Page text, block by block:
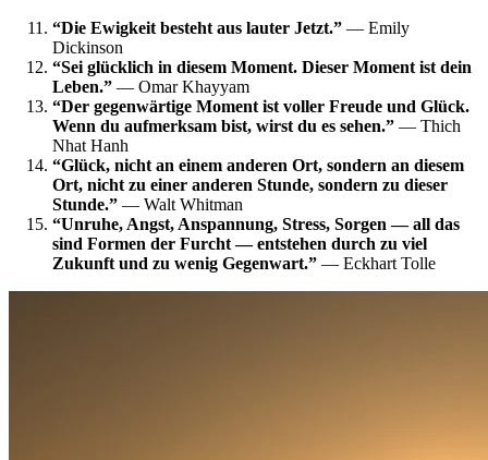
“Die Ewigkeit besteht aus lauter Jetzt.” — Emily
Dickinson
“Sei glücklich in diesem Moment. Dieser Moment ist dein
Leben.” — Omar Khayyam
“Der gegenwärtige Moment ist voller Freude und Glück.
Wenn du aufmerksam bist, wirst du es sehen.” — Thich
Nhat Hanh
“Glück, nicht an einem anderen Ort, sondern an diesem
Ort, nicht zu einer anderen Stunde, sondern zu dieser
Stunde.” — Walt Whitman
“Unruhe, Angst, Anspannung, Stress, Sorgen — all das
sind Formen der Furcht — entstehen durch zu viel
Zukunft und zu wenig Gegenwart.” — Eckhart Tolle